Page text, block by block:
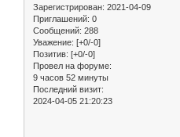
Зарегистрирован: 2021-04-09
Приглашений: 0
Сообщений: 288
Уважение: [+0/-0]
Позитив: [+0/-0]
Провел на форуме:
9 часов 52 минуты
Последний визит:
2024-04-05 21:20:23